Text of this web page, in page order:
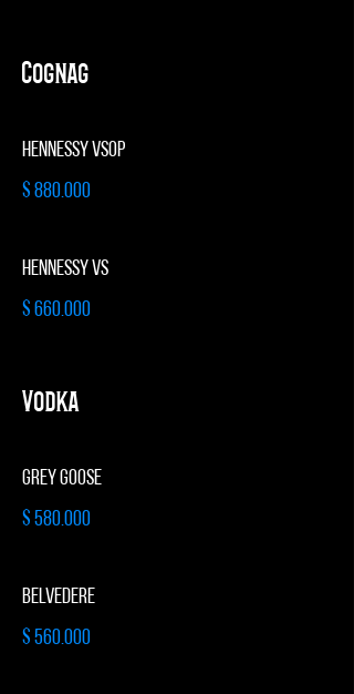
Cognag
HENNESSY VSOP
$ 880.000
HENNESSY VS
$ 660.000
Vodka
GREY GOOSE
$ 580.000
BELVEDERE
$ 560.000